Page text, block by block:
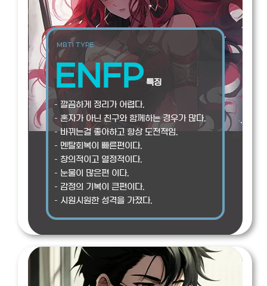
MBTI TYPE
ENFP 특징
– 깔끔하게 정리가 어렵다.
– 혼자가 아닌 친구와 함께하는 경우가 많다.
– 바뀌는걸 좋아하고 항상 도전적임.
– 멘탈회복이 빠른편이다.
– 창의적이고 열정적이다.
– 눈물이 많은편 이다.
– 감정의 기복이 큰편이다.
– 시원시원한 성격을 가졌다.